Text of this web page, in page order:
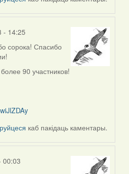
- 14:25
сорока! Спасибо
90 участников!
каб пакідаць каментары.
00:03